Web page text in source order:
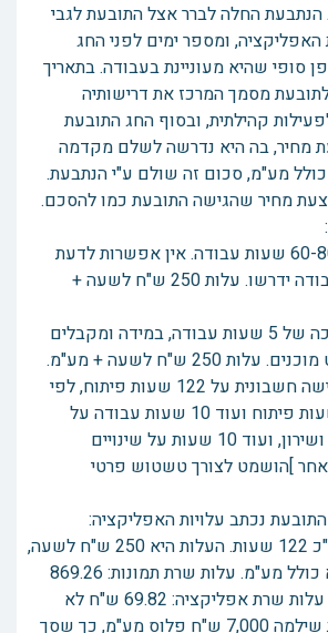
הנתבעת החלה לברר אצל התובעת לגבי
ומספר ימים לפני החג
סופי שהיא מעוניינת בעבודה. בתאריך
מסמך המרכז את דרישותיה
קהילתית, ובסוף החג התובעת
מחיר, בה היא נדרשה לשלם מקדמה
מחיר שהגישה התובעת כמו להסכם.
פיתוח: הערכה של 60-80 שעות עבודה. אין אפשרות לדעת
בדיוק כמה שעות עבודה ידרשו. עלות 250 ש"ח לשעה +
תמיכה בשפות: הערכה של 5 שעות עבודה, במידה ומקבלים
250 ש"ח לשעה + מע"מ.
למעשה התובעת הגישה חשבונית על 122 שעות פיתוח, לפי
הפירוט הבא: 102 שעות פיתוח ועוד 10 שעות עבודה על
תוספות: סרטוני דמו ושירון, ועוד 10 שעות על שינויים
]הושמט לצורך טשטוש פרטי
נכתב עלויות האפליקציה:
המתכנתים עבדו סה"כ 122 שעות. העלות היא 250 ש"ח לשעה,
ס"ה 30,500 ש"ח לא כולל מע"מ. עלות שרת תמונות: 869.26
ש"ח לא כולל מע"מ. עלות שרת אפליקציה: 69.82 ש"ח לא
כולל מע"מ. הנתבעת שילמה 7,000 ש"ח פלוס מע"מ, כך שסך